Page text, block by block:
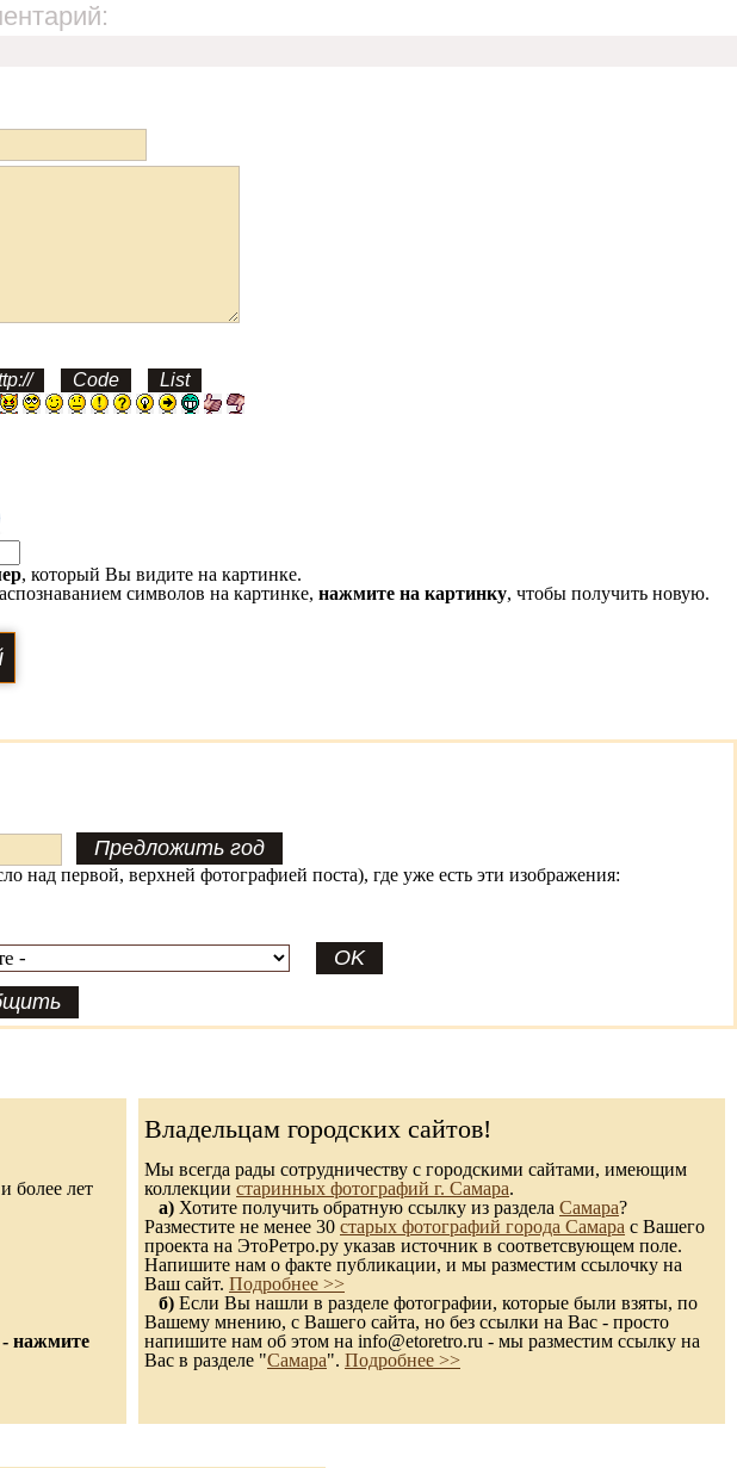
, который Вы видите на картинке.
символов на картинке, нажмите на картинку, чтобы получить новую.
над первой, верхней фотографией поста), где уже есть эти изображения:
более лет
- нажмите
Владельцам городских сайтов!
Мы всегда рады сотрудничеству с городскими сайтами, имеющим
коллекции старинных фотографий г. Самара.
а) Хотите получить обратную ссылку из раздела Самара?
Разместите не менее 30 старых фотографий города Самара с Вашего
проекта на ЭтоРетро.ру указав источник в соответсвующем поле.
Напишите нам о факте публикации, и мы разместим ссылочку на
Ваш сайт. Подробнее >>
б) Если Вы нашли в разделе фотографии, которые были взяты, по
Вашему мнению, с Вашего сайта, но без ссылки на Вас - просто
напишите нам об этом на info@etoretro.ru - мы разместим ссылку на
Вас в разделе "Самара". Подробнее >>